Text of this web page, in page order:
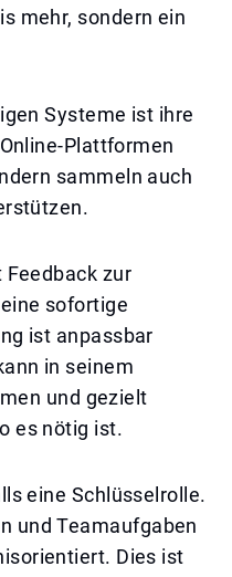
mehr, sondern ein
Systeme ist ihre
Plattformen
sammeln auch
zur
sofortige
ist anpassbar
in seinem
und gezielt
es nötig ist.
eine Schlüsselrolle.
und Teamaufgaben
Dies ist